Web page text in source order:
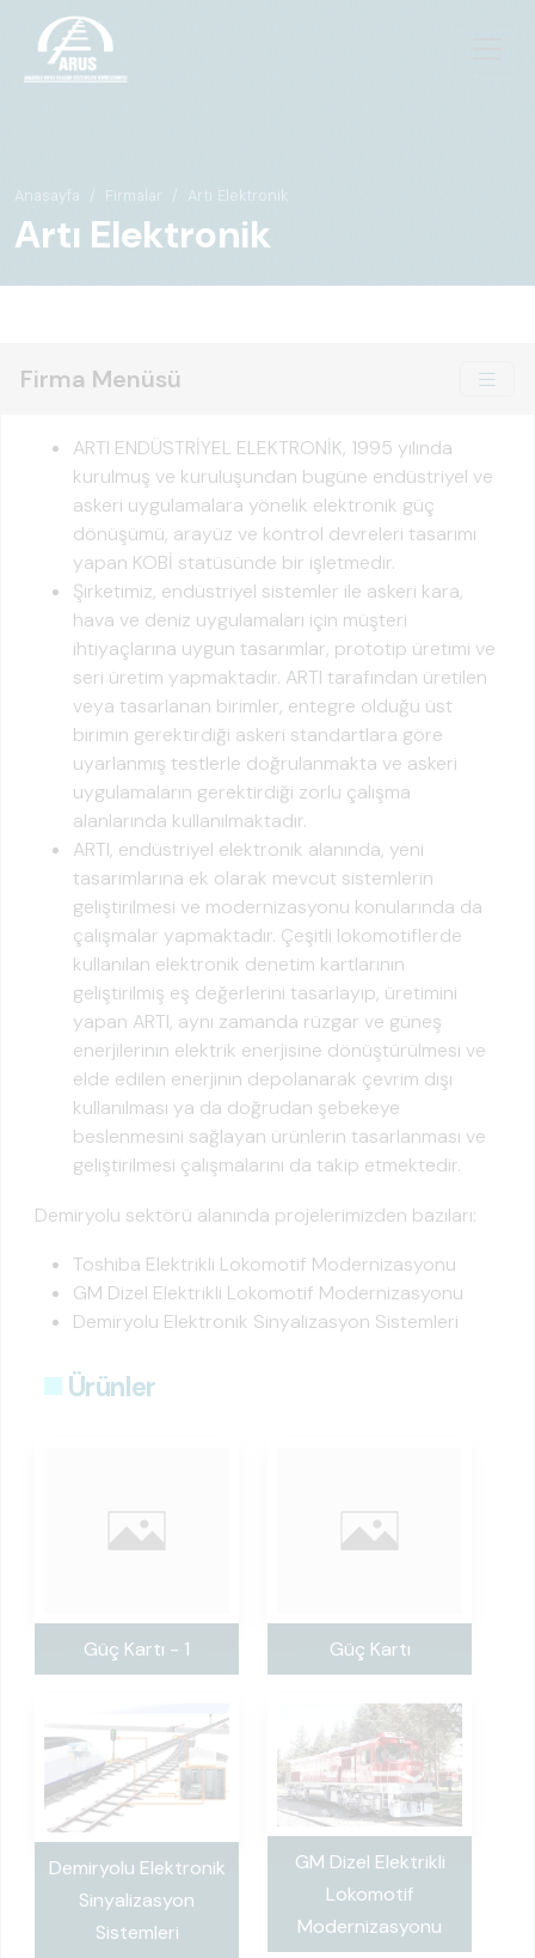
Anasayfa Firmalar Artı Elektronik
Artı Elektronik
Firma Menüsü
ARTI ENDÜSTRİYEL ELEKTRONİK, 1995 yılında
kurulmuş ve kuruluşundan bugüne endüstriyel ve
askeri uygulamalara yönelik elektronik güç
dönüşümü, arayüz ve kontrol devreleri tasarımı
yapan KOBİ statüsünde bir işletmedir.
Şirketimiz, endüstriyel sistemler ile askeri kara,
hava ve deniz uygulamaları için müşteri
ihtiyaçlarına uygun tasarımlar, prototip üretimi ve
seri üretim yapmaktadır. ARTI tarafından üretilen
veya tasarlanan birimler, entegre olduğu üst
birimin gerektirdiği askeri standartlara göre
uyarlanmış testlerle doğrulanmakta ve askeri
uygulamaların gerektirdiği zorlu çalışma
alanlarında kullanılmaktadır.
ARTI, endüstriyel elektronik alanında, yeni
tasarımlarına ek olarak mevcut sistemlerin
geliştirilmesi ve modernizasyonu konularında da
çalışmalar yapmaktadır. Çeşitli lokomotiflerde
kullanılan elektronik denetim kartlarının
geliştirilmiş eş değerlerini tasarlayıp, üretimini
yapan ARTI, aynı zamanda rüzgar ve güneş
enerjilerinin elektrik enerjisine dönüştürülmesi ve
elde edilen enerjinin depolanarak çevrim dışı
kullanılması ya da doğrudan şebekeye
beslenmesini sağlayan ürünlerin tasarlanması ve
geliştirilmesi çalışmalarını da takip etmektedir.
Demiryolu sektörü alanında projelerimizden bazıları:
Toshiba Elektrikli Lokomotif Modernizasyonu
GM Dizel Elektrikli Lokomotif Modernizasyonu
Demiryolu Elektronik Sinyalizasyon Sistemleri
Ürünler
Güç Kartı - 1 Güç Kartı
Demiryolu Elektronik
Sinyalizasyon
Sistemleri
GM Dizel Elektrikli
Lokomotif
Modernizasyonu